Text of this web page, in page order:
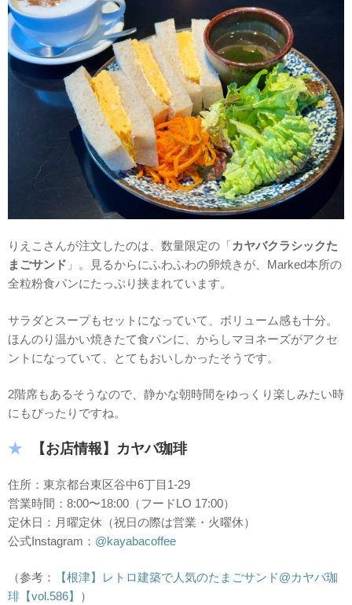
りえこさんが注文したのは、数量限定の「カヤバクラシックた
まごサンド 」。見るからにふわふわの卵焼きが、Marked本所の
全粒粉食パンにたっぷり挟まれています。
サラダとスープもセットになっていて、ボリューム感も十分。
ほんのり温かい焼きたて食パンに、からしマヨネーズがアクセ
ントになっていて、とてもおいしかったそうです。
2階席もあるそうなので、静かな朝時間をゆっくり楽しみたい時
にもぴったりですね。
【お店情報】カヤバ珈琲
住所：東京都台東区谷中6丁目1-29
営業時間：8:00〜18:00（フードLO 17:00）
定休日：月曜定休（祝日の際は営業・火曜休）
公式Instagram： @kayabacoffee
（参考：
【根津】レトロ建築で人気のたまごサンド@カヤバ珈
琲【vol.586】
）